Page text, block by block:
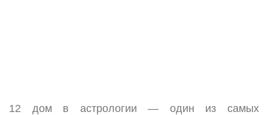
12 дом в астрологии — один из самых